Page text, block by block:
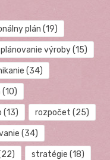
plán (19)
plánovanie výroby(15)
(34)
(10)
(13) rozpočet (25)
(34)
stratégie (18)